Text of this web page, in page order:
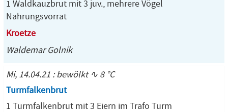
1 Waldkauzbrut mit 3 juv., mehrere Vögel
Nahrungsvorrat
Kroetze
Waldemar Golnik
Mi, 14.04.21 : bewölkt ∿ 8 °C
Turmfalkenbrut
1 Turmfalkenbrut mit 3 Eiern im Trafo Turm